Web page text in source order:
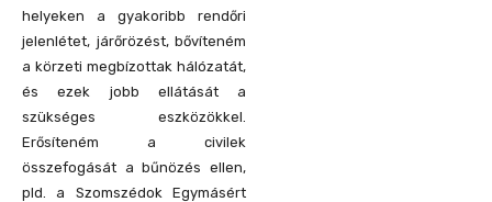
helyeken a gyakoribb rendőri
jelenlétet, járőrözést, bővíteném
a körzeti megbízottak hálózatát,
és ezek jobb ellátását a
szükséges eszközökkel.
Erősíteném a civilek
összefogását a bűnözés ellen,
pld. a Szomszédok Egymásért